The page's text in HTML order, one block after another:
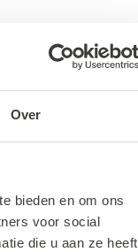
Over
bieden en om ons
voor social
die u aan ze heeft